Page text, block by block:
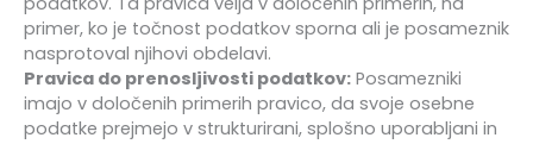
primer, ko je točnost podatkov sporna ali je posameznik
nasprotoval njihovi obdelavi.
Pravica do prenosljivosti podatkov: Posamezniki
imajo v določenih primerih pravico, da svoje osebne
podatke prejmejo v strukturirani, splošno uporabljani in